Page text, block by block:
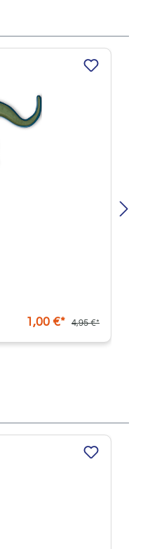
1,00 €* 4,95 €*